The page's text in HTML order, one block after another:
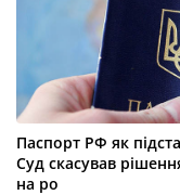
Паспорт РФ як
Суд скасував
на ро